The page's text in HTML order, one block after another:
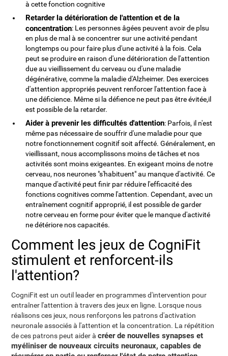
à cette fonction cognitive
Retarder la détérioration de l'attention et de la
concentration: Les personnes âgées peuvent avoir de plsu
en plus de mal à se concentrer sur une activité pendant
longtemps ou pour faire plus d'une activité à la fois. Cela
peut se produire en raison d'une détérioration de l'attention
due au vieillissement du cerveau ou d'une maladie
dégénérative, comme la maladie d'Alzheimer. Des exercices
d'attention appropriés peuvent renforcer l'attention face à
une déficience. Même si la défience ne peut pas être évitée,il
est possible de la retarder.
Aider à prevenir les difficultés d'attention: Parfois, il n'est
même pas nécessaire de souffrir d'une maladie pour que
notre fonctionnement cognitif soit affecté. Généralement, en
vieillissant, nous accomplissons moins de tâches et nos
activités sont moins exigeantes. En exigeant moins de notre
cerveau, nos neurones "s'habituent" au manque d'activité. Ce
manque d'activité peut finir par réduire l'efficacité des
fonctions cognitives comme l'attention. Cependant, avec un
entraînement cognitif approprié, il est possible de garder
notre cerveau en forme pour éviter que le manque d'activité
ne détériore nos capacités.
Comment les jeux de CogniFit
stimulent et renforcent-ils
l'attention?
CogniFit est un outil leader en programmes d'intervention pour
entraîner l'attention à travers des jeux en ligne. Lorsque nous
réalisons ces jeux, nous renforçons les patrons d'activation
neuronale associés à l'attention et la concentration. La répétition
de ces patrons peut aider àcréer de nouvelles synapses et
myéliniser de nouveaux circuits neuronaux, capables de